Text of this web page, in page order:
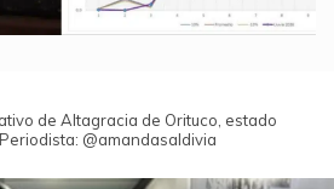
de Altagracia de Orituco, estado
@amandasaldivia